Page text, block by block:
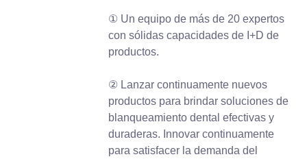
① Un equipo de más de 20 expertos
con sólidas capacidades de I+D de
productos.
② Lanzar continuamente nuevos
productos para brindar soluciones de
blanqueamiento dental efectivas y
duraderas. Innovar continuamente
para satisfacer la demanda del